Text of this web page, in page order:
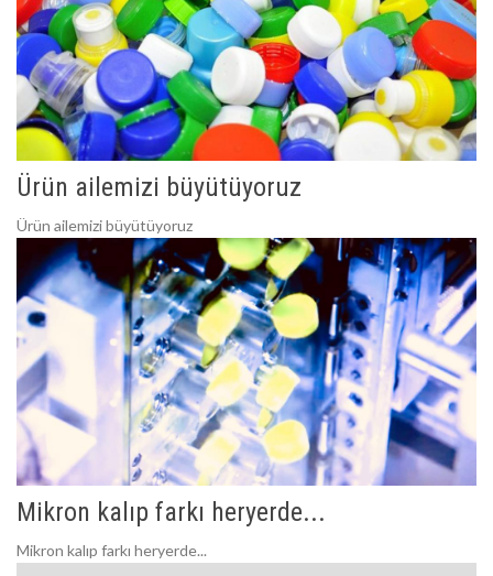
Ürün ailemizi büyütüyoruz
Ürün ailemizi büyütüyoruz
Mikron kalıp farkı heryerde...
Mikron kalıp farkı heryerde...